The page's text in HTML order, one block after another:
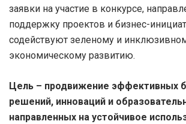
заявки на участие в конкурсе,
поддержку проектов и бизнес-
содействуют зеленому и
экономическому развитию.
Цель – продвижение эффективных
решений, инноваций и
направленных на устойчивое